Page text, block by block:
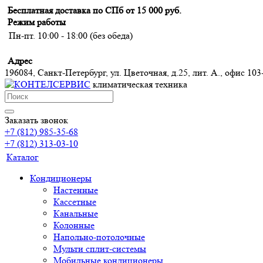
Бесплатная доставка по СПб от 15 000 руб.
Режим работы
Пн-пт. 10:00 - 18:00 (без обеда)
Адрес
196084, Санкт-Петербург, ул. Цветочная, д.25, лит. А., офис
климатическая техника
Заказать звонок
+7 (812) 985-35-68
+7 (812) 313-03-10
Каталог
Кондиционеры
Настенные
Кассетные
Канальные
Колонные
Напольно-потолочные
Мульти сплит-системы
Мобильные кондиционеры